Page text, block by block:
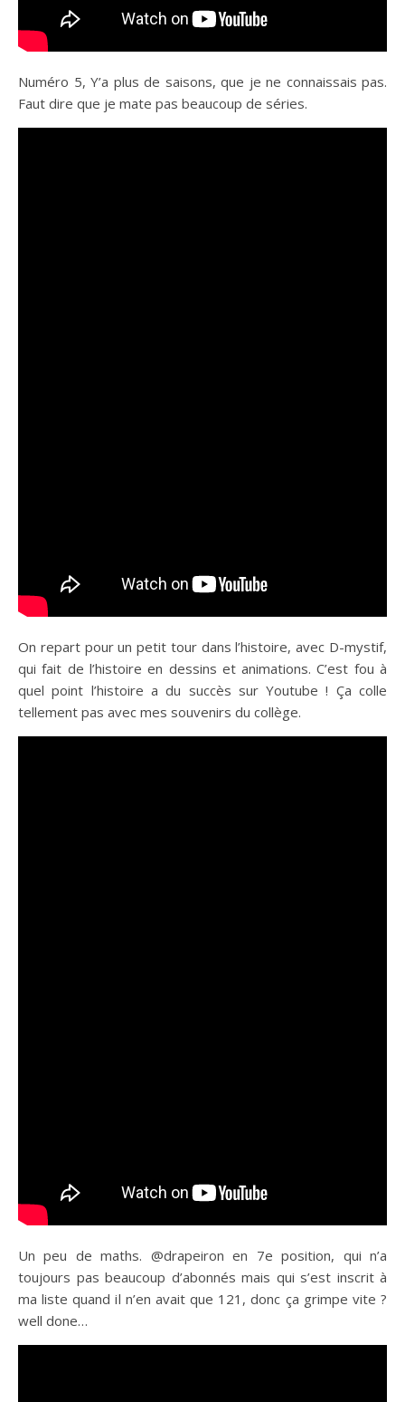
Numéro 5, Y’a plus de saisons, que je ne connaissais pas.
Faut dire que je mate pas beaucoup de séries.
On repart pour un petit tour dans l’histoire, avec D-mystif,
qui fait de l’histoire en dessins et animations. C’est fou à
quel point l’histoire a du succès sur Youtube ! Ça colle
tellement pas avec mes souvenirs du collège.
Un peu de maths. @drapeiron en 7e position, qui n’a
toujours pas beaucoup d’abonnés mais qui s’est inscrit à
ma liste quand il n’en avait que 121, donc ça grimpe vite ?
well done…